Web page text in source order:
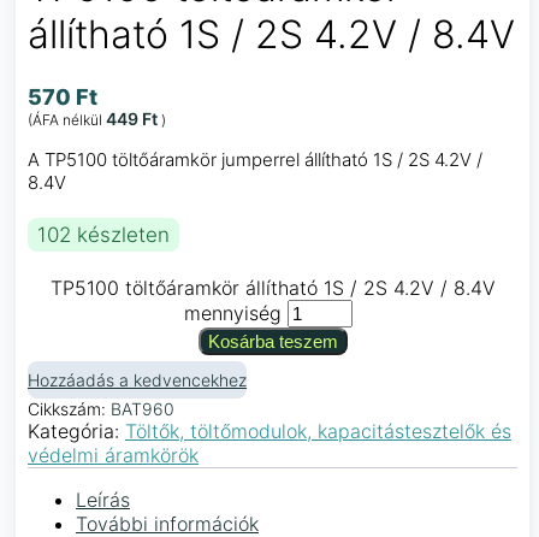
állítható 1S / 2S 4.2V / 8.4V
570 Ft
(ÁFA nélkül 449 Ft )
A TP5100 töltőáramkör jumperrel állítható 1S / 2S 4.2V /
8.4V
102 készleten
TP5100 töltőáramkör állítható 1S / 2S 4.2V / 8.4V
mennyiség
Kosárba teszem
Hozzáadás a kedvencekhez
Cikkszám: BAT960
Kategória: Töltők, töltőmodulok, kapacitástesztelők és
védelmi áramkörök
Leírás
További információk